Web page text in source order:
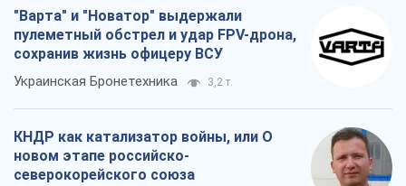
"Варта" и "Новатор" выдержали
пулеметный обстрел и удар FPV-дрона,
сохранив жизнь офицеру ВСУ
Украинская Бронетехника 3,2 т.
КНДР как катализатор войны, или О
новом этапе российско-
северокорейского союза